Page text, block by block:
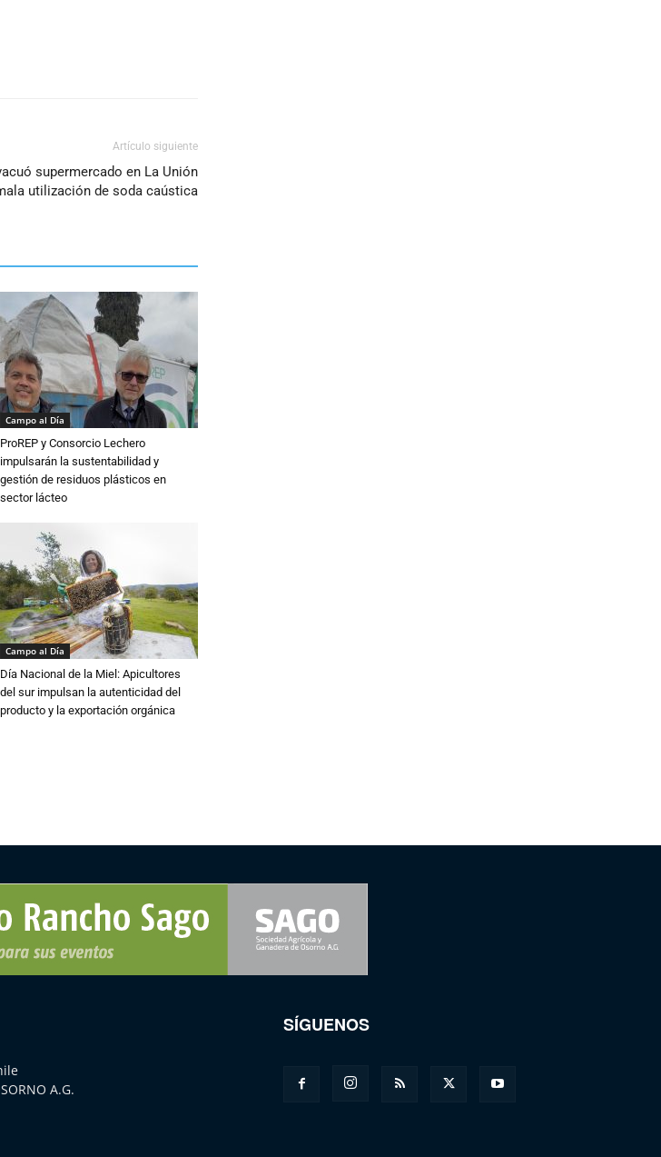
Artículo siguiente
supermercado en La Unión
utilización de soda caústica
Campo al Día
ProREP y Consorcio Lechero
impulsarán la sustentabilidad y
gestión de residuos plásticos en
sector lácteo
Campo al Día
Día Nacional de la Miel: Apicultores
del sur impulsan la autenticidad del
producto y la exportación orgánica
A.G.
SÍGUENOS